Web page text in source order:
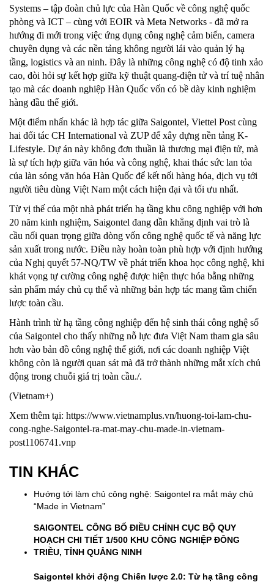
Systems – tập đoàn chủ lực của Hàn Quốc về công nghệ quốc
phòng và ICT – cùng với EOIR và Meta Networks - đã mở ra
hướng đi mới trong việc ứng dụng công nghệ cảm biến, camera
chuyên dụng và các nền tảng không người lái vào quản lý hạ
tầng, logistics và an ninh. Đây là những công nghệ có độ tinh xảo
cao, đòi hỏi sự kết hợp giữa kỹ thuật quang-điện tử và trí tuệ nhân
tạo mà các doanh nghiệp Hàn Quốc vốn có bề dày kinh nghiệm
hàng đầu thế giới.
Một điểm nhấn khác là hợp tác giữa Saigontel, Viettel Post cùng
hai đối tác CH International và ZUP để xây dựng nền tảng K-
Lifestyle. Dự án này không đơn thuần là thương mại điện tử, mà
là sự tích hợp giữa văn hóa và công nghệ, khai thác sức lan tỏa
của làn sóng văn hóa Hàn Quốc để kết nối hàng hóa, dịch vụ tới
người tiêu dùng Việt Nam một cách hiện đại và tối ưu nhất.
Từ vị thế của một nhà phát triển hạ tầng khu công nghiệp với hơn
20 năm kinh nghiệm, Saigontel đang dần khẳng định vai trò là
cầu nối quan trọng giữa dòng vốn công nghệ quốc tế và năng lực
sản xuất trong nước. Điều này hoàn toàn phù hợp với định hướng
của Nghị quyết 57-NQ/TW về phát triển khoa học công nghệ, khi
khát vọng tự cường công nghệ được hiện thực hóa bằng những
sản phẩm máy chủ cụ thể và những bản hợp tác mang tầm chiến
lược toàn cầu.
Hành trình từ hạ tầng công nghiệp đến hệ sinh thái công nghệ số
của Saigontel cho thấy những nỗ lực đưa Việt Nam tham gia sâu
hơn vào bản đồ công nghệ thế giới, nơi các doanh nghiệp Việt
không còn là người quan sát mà đã trở thành những mắt xích chủ
động trong chuỗi giá trị toàn cầu./.
(Vietnam+)
Xem thêm tại: https://www.vietnamplus.vn/huong-toi-lam-chu-
cong-nghe-Saigontel-ra-mat-may-chu-made-in-vietnam-
post1106741.vnp
TIN KHÁC
Hướng tới làm chủ công nghệ: Saigontel ra mắt máy chủ
“Made in Vietnam”
SAIGONTEL CÔNG BỐ ĐIỀU CHỈNH CỤC BỘ QUY
HOẠCH CHI TIẾT 1/500 KHU CÔNG NGHIỆP ĐÔNG
TRIỀU, TỈNH QUẢNG NINH
Saigontel khởi động Chiến lược 2.0: Từ hạ tầng công